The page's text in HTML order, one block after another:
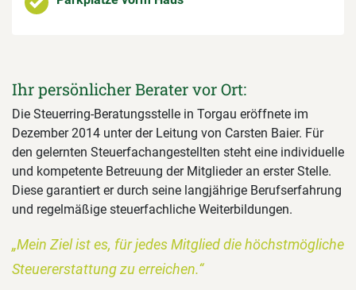
Ihr persönlicher Berater vor Ort:
Die Steuerring-Beratungsstelle in Torgau eröffnete im
Dezember 2014 unter der Leitung von Carsten Baier. Für
den gelernten Steuerfachangestellten steht eine individuelle
und kompetente Betreuung der Mitglieder an erster Stelle.
Diese garantiert er durch seine langjährige Berufserfahrung
und regelmäßige steuerfachliche Weiterbildungen.
„Mein Ziel ist es, für jedes Mitglied die höchstmögliche
Steuererstattung zu erreichen.“